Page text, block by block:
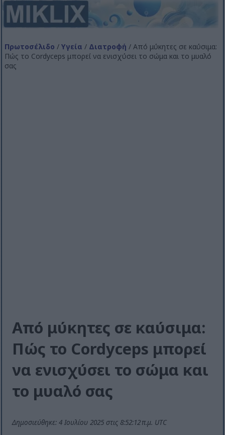
Πρωτοσέλιδο /Υγεία / Διατροφή / Από μύκητες σε καύσιμα:
Πώς το Cordyceps μπορεί να ενισχύσει το σώμα και το μυαλό
σας
Από μύκητες σε καύσιμα:
Πώς το Cordyceps μπορεί
να ενισχύσει το σώμα και
το μυαλό σας
Δημοσιεύθηκε: 4 Ιουλίου 2025 στις 8:52:12 π.μ. UTC